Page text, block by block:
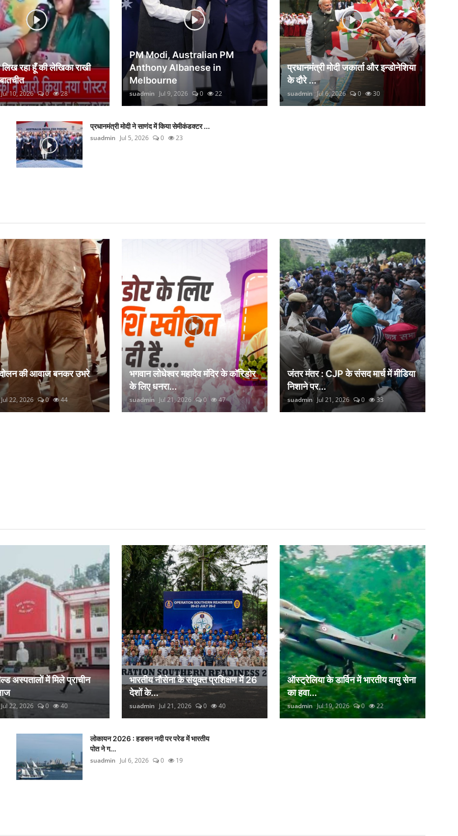
रहा हूँ की लेखिका राखी
Jul 10, 2026 0 28
PM Modi, Australian PM
Anthony Albanese in
Melbourne
suadmin Jul 9, 2026 0 22
प्रधानमंत्री मोदी जकार्ता और इन्डोनेशिया
के दौरे ...
suadmin Jul 6, 2026 0 30
प्रधानमंत्री मोदी ने साणंद में किया सेमीकंडक्टर ...
suadmin Jul 5, 2026 0 23
की आवाज बनकर उभरे
Jul 22, 2026 0 44
भगवान लोधेश्वर महादेव मंदिर के कॉरिडोर
के लिए धनरा...
suadmin Jul 21, 2026 0 47
जंतर मंतर : CJP के संसद मार्च में मीडिया
निशाने पर...
suadmin Jul 21, 2026 0 33
अस्पतालों में मिले प्राचीन
Jul 22, 2026 0 40
भारतीय नौसेना के संयुक्त प्रशिक्षण में 26
देशों के...
suadmin Jul 21, 2026 0 40
ऑस्ट्रेलिया के डार्विन में भारतीय वायु सेना
का हवा...
suadmin Jul 19, 2026 0 22
लोकायन 2026 : हडसन नदी पर परेड में भारतीय
पोत ने ग...
suadmin Jul 6, 2026 0 19